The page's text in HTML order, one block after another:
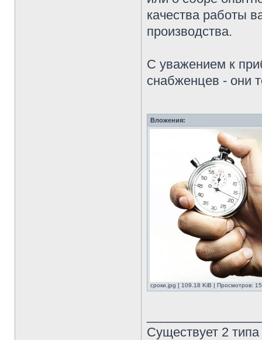
качества работы
производства.
С уважением к
снабженцев - они
Вложения:
сроки.jpg [ 109.18 KiB | Просмотров:
Существует 2